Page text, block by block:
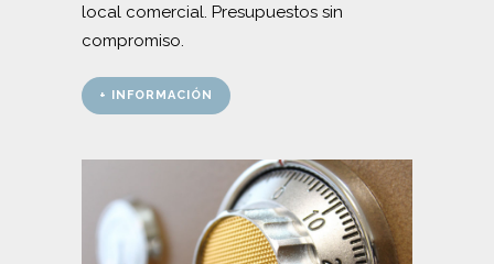
local comercial. Presupuestos sin
compromiso.
+ INFORMACIÓN